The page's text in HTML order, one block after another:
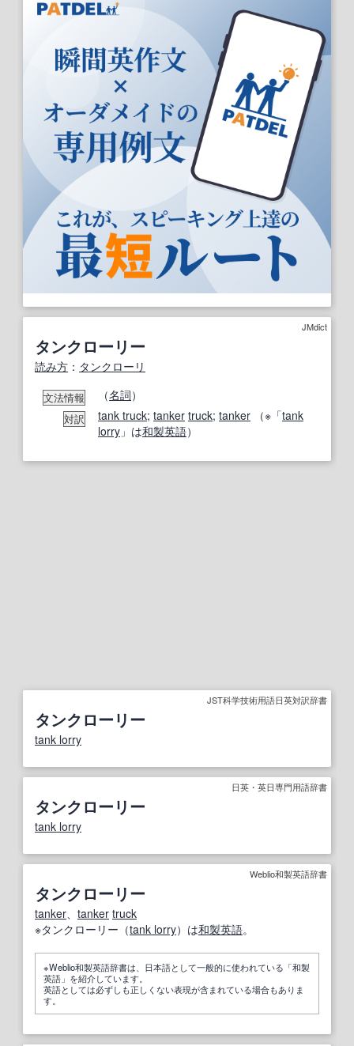
JMdict
タンクローリー
読み方 ： タンクローリ
文法情報 （名詞）
対訳 tank truck; tanker truck; tanker （※「tank
lorry 」は和製英語）
JST科学技術用語日英対訳辞書
タンクローリー
tank lorry
日英・英日専門用語辞書
タンクローリー
tank lorry
Weblio和製英語辞書
タンクローリー
tanker tanker truck
※タンクローリー（tank lorry）は和製英語。
※Weblio和製英語辞書は、日本語として一般的に使われている「和製
英語」を紹介しています。
英語としては必ずしも正しくない表現が含まれている場合もありま
す。